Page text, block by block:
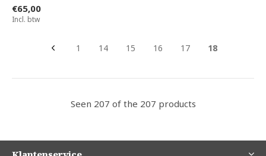
€65,00
Incl. btw
1 14 15 16 17 18
Seen 207 of the 207 products